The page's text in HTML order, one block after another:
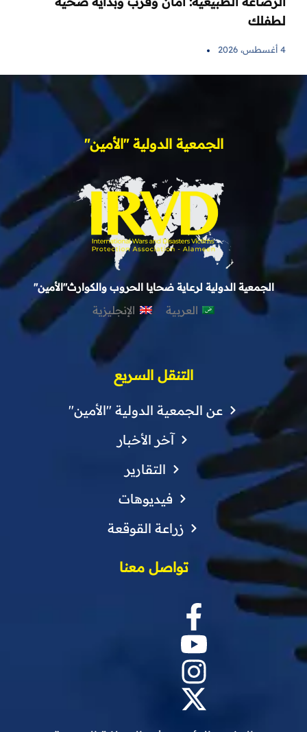
لطفلك
4 أغسطس، 2026
الجمعية الدولية "الأمين"
الجمعية الدولية لرعاية ضحايا الحروب والكوارث"الأمين"
العربية الإنجليزية
التنقل السريع
عن الجمعية الدولية "الأمين"
آخر الأخبار
التقارير
فيديوهات
زراعة القوقعة
تواصل معنا